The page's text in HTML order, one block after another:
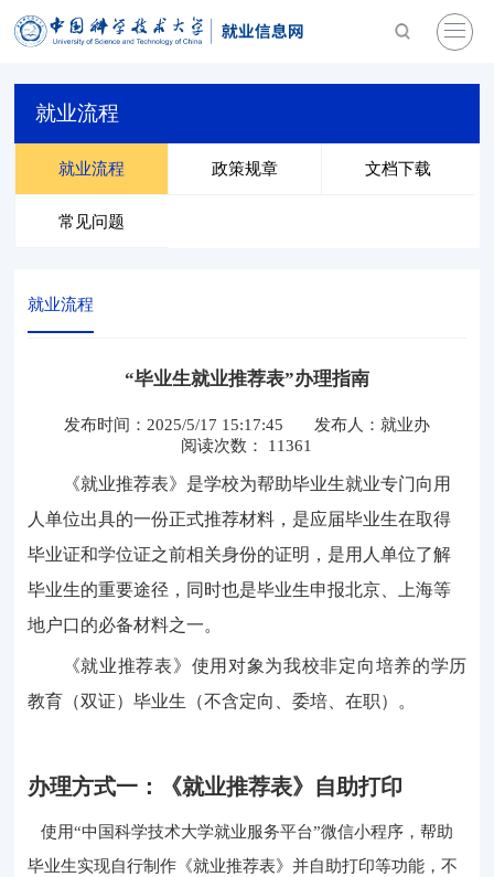
就业流程
就业流程 政策规章 文档下载
常见问题
就业流程
“毕业生就业推荐表”办理指南
发布时间：2025/5/17 15:17:45 发布人： 就业办
阅读次数： 11361
《就业推荐表》是学校为帮助毕业生就业专门向用
人单位出具的一份正式推荐材料， 是应届毕业生在取得
毕业证和学位证之前相关身份的证明， 是用人单位了解
毕业生的重要途径，同时也是毕业生申报北京、上海等
地户口的必备材料之一。
《就业推荐表》 使用对象为我校非定向培养的学历
教育（双证）毕业生（不含定向、委培、在职）。
办理方式一：《就业推荐表》 自助打印
使用“中国科学技术大学就业服务平台”微信小程序， 帮助
毕业生实现自行制作《就业推荐表》并自助打印等功能，不